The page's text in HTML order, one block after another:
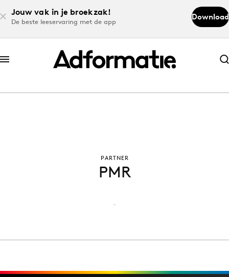
Jouw vak in je broekzak!
De beste leeservaring met de app
Download
Abonneer nu
Abonneer nu
Download de app
Volg het laatste nieuws via de Adformatie
Menu
PARTNER
PMR
-